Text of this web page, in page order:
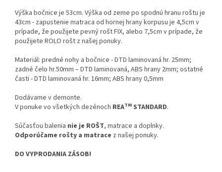
Výška bočnice je 53cm. Výška od zeme po spodnú hranu roštu je
43cm - zapustenie matraca od hornej hrany korpusu je 4,5cm v
prípade, že použijete pevný rošt FIX, alebo 7,5cm v prípade, že
použijete ROLO rošt z našej ponuky.
Materiál: predné nohy a bočnice - DTD laminovaná hr. 25mm;
zadné čelo hr.50mm – DTD laminovaná, ABS hrany 2mm; ostatné
časti - DTD laminovaná hr. 16mm; ABS hrany 0,5mm
Dodávame v demonte.
V ponuke vo všetkých dezénoch REATM STANDARD.
Súčasťou balenia nie je ROŠT, matrace a doplnky.
Odporúčame rošty a matrace z našej ponuky.
DO VYPRODANIA ZÁSOB!